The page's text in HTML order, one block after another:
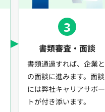
3
書類審査・面談
書類通過すれば、企業と
の面談に進みます。面談
には弊社キャリアサポー
トが付き添います。